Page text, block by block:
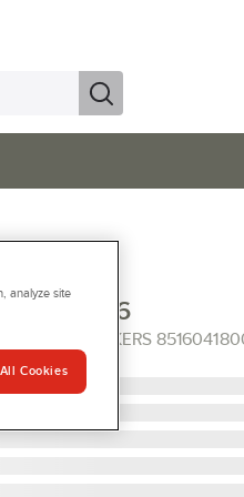
8516
GRÅ XL SNICKERS
analyze site
Cookies